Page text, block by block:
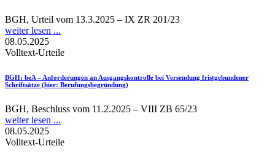
BGH, Urteil vom 13.3.2025 – IX ZR 201/23
weiter lesen ...
08.05.2025
Volltext-Urteile
BGH: beA – Anforderungen an Ausgangskontrolle bei Versendung fristgebundener
Schriftsätze (hier: Berufungsbegründung)
BGH, Beschluss vom 11.2.2025 – VIII ZB 65/23
weiter lesen ...
08.05.2025
Volltext-Urteile